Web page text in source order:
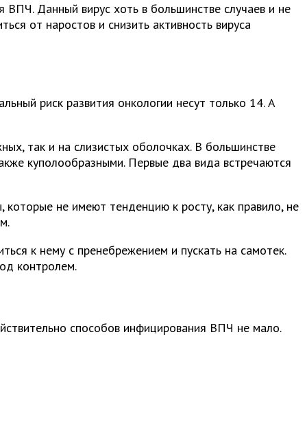
Данный вирус хоть в большинстве случаев и не
от наростов и снизить активность вируса
риск развития онкологии несут только 14. А
так и на слизистых оболочках. В большинстве
куполообразными. Первые два вида встречаются
не имеют тенденцию к росту, как правило, не
к нему с пренебрежением и пускать на самотек.
контролем.
способов инфицирования ВПЧ не мало.